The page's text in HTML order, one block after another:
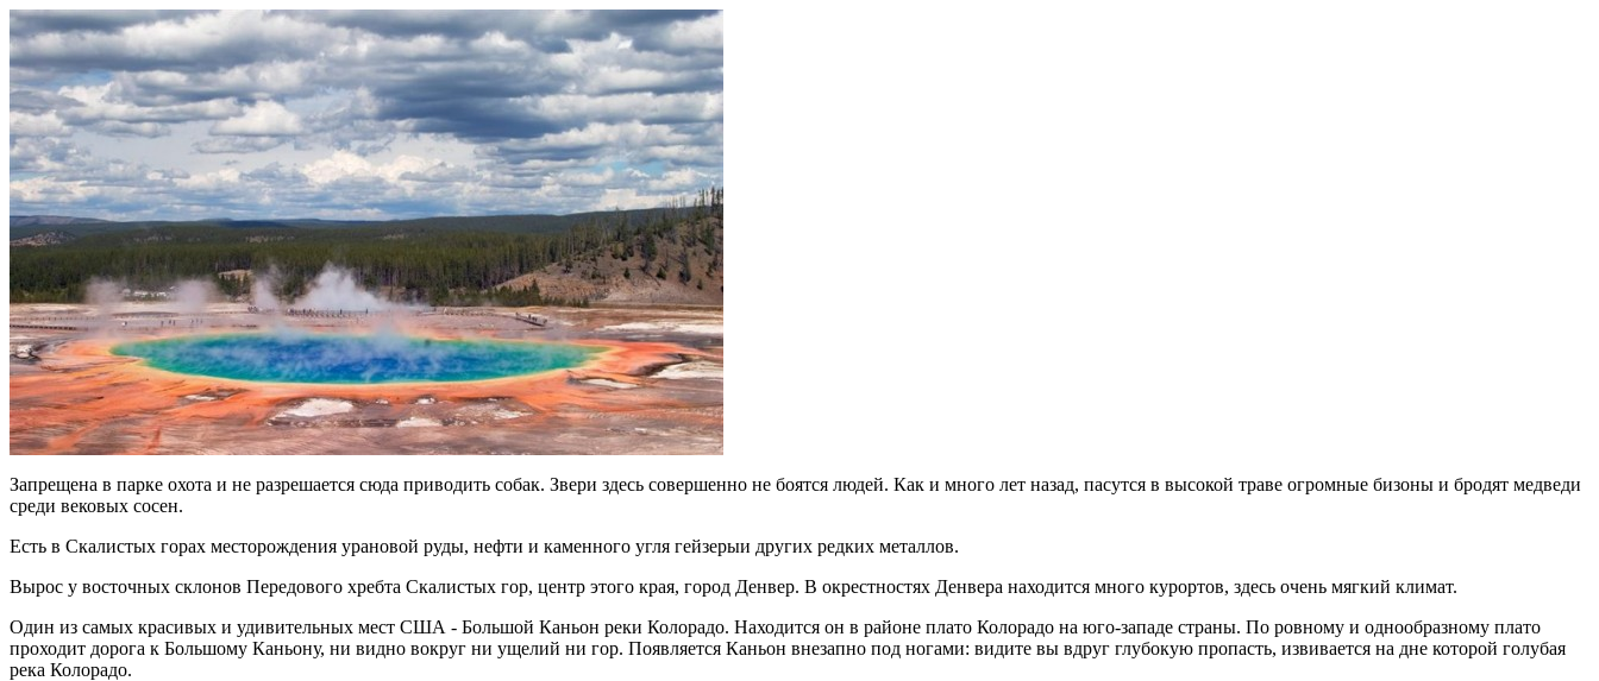
Запрещена в парке охота и не разрешается сюда приводить собак. Звери здесь совершенно не боятся людей. Как и много лет назад, пасутся в высокой траве огромные бизоны и бродят медведи
среди вековых сосен.
Есть в Скалистых горах месторождения урановой руды, нефти и каменного угля гейзерыи других редких металлов.
Вырос у восточных склонов Передового хребта Скалистых гор, центр этого края, город Денвер. В окрестностях Денвера находится много курортов, здесь очень мягкий климат.
Один из самых красивых и удивительных мест США - Большой Каньон реки Колорадо. Находится он в районе плато Колорадо на юго-западе страны. По ровному и однообразному плато
проходит дорога к Большому Каньону, ни видно вокруг ни ущелий ни гор. Появляется Каньон внезапно под ногами: видите вы вдруг глубокую пропасть, извивается на дне которой голубая
река Колорадо.